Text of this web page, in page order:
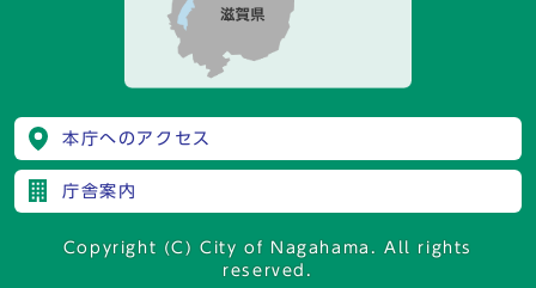
本庁へのアクセス
庁舎案内
Copyright (C) City of Nagahama. All rights
reserved.